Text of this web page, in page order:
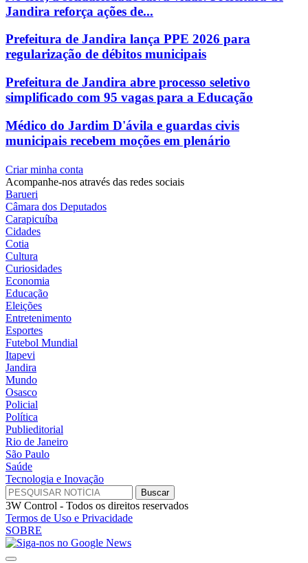
Jandira reforça ações de...
Prefeitura de Jandira lança PPE 2026 para
regularização de débitos municipais
Prefeitura de Jandira abre processo seletivo
simplificado com 95 vagas para a Educação
Médico do Jardim D'ávila e guardas civis
municipais recebem moções em plenário
Criar minha conta
Acompanhe-nos através das redes sociais
Barueri
Câmara dos Deputados
Carapicuíba
Cidades
Cotia
Cultura
Curiosidades
Economia
Educação
Eleições
Entretenimento
Esportes
Futebol Mundial
Itapevi
Jandira
Mundo
Osasco
Policial
Política
Publieditorial
Rio de Janeiro
São Paulo
Saúde
Tecnologia e Inovação
3W Control - Todos os direitos reservados
Termos de Uso e Privacidade
SOBRE